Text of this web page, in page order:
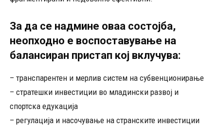
За да се надмине оваа состојба,
неопходно е воспоставување на
балансиран пристап кој вклучува:
– транспарентен и мерлив систем на субвенционирање
– стратешки инвестиции во младински развој и
спортска едукација
– регулација и насочување на странските инвестиции